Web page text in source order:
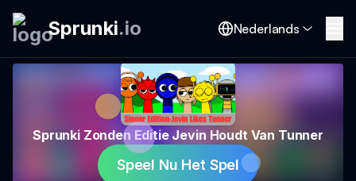
Sprunki.io Nederlands
Sprunki Zonden Editie Jevin Houdt Van Tunner
Speel Nu Het Spel